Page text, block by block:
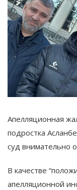
Апелляционная
подростка
суд внимательно
В качестве
апелляционной